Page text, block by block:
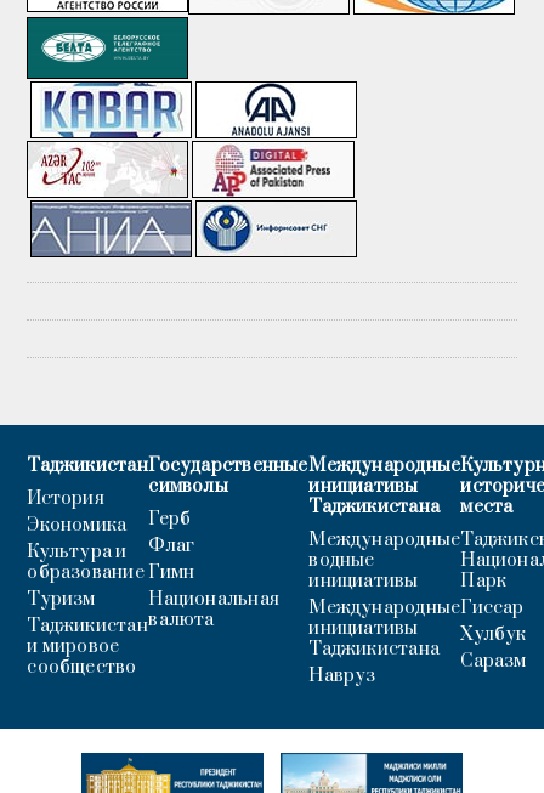
Таджикистан
История
Экономика
Культура и
образование
Туризм
Таджикистан
и мировое
сообщество
Государственные
символы
Герб
Флаг
Гимн
Национальная
валюта
Международные
инициативы
Таджикистана
Международные
водные
инициативы
Международные
инициативы
Таджикистана
Навруз
места
Парк
Гиссар
Хулбук
Саразм